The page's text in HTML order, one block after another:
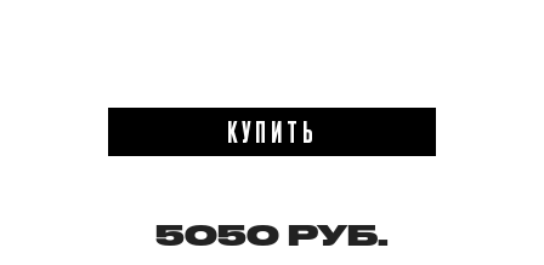
КУПИТЬ
5050 РУБ.